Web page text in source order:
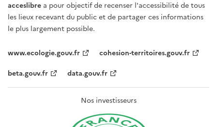
acceslibre a pour objectif de recenser l'accessibilité de tous
les lieux recevant du public et de partager ces informations
le plus largement possible.
www.ecologie.gouv.fr
cohesion-territoires.gouv.fr
beta.gouv.fr
data.gouv.fr
Nos investisseurs